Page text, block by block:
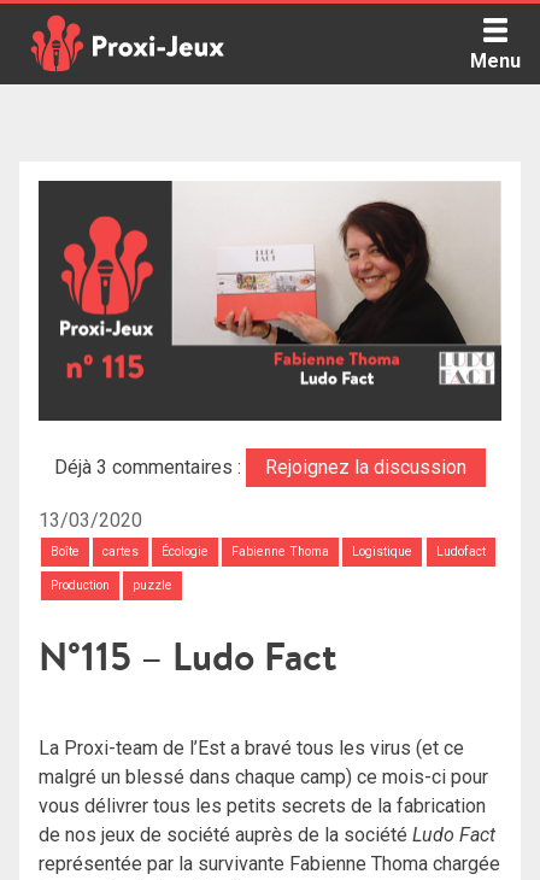
content
Menu
Déjà 3 commentaires : Rejoignez la discussion
13/03/2020
Boîte cartes Écologie Fabienne Thoma Logistique Ludofact
Production puzzle
N°115 – Ludo Fact
La Proxi-team de l’Est a bravé tous les virus (et ce
malgré un blessé dans chaque camp) ce mois-ci pour
vous délivrer tous les petits secrets de la fabrication
de nos jeux de société auprès de la société Ludo Fact
représentée par la survivante Fabienne Thoma chargée